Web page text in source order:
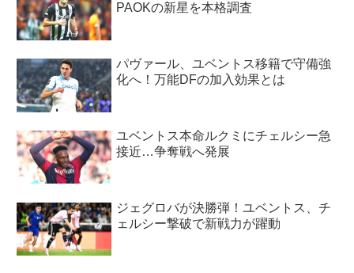
PAOKの新星を本格調査
パヴァール、ユベントス移籍で守備強
化へ！万能DFの加入効果とは
ユベントス本命ルクミにチェルシー急
接近…争奪戦へ発展
ジェグロバが決勝弾！ユベントス、チ
ェルシー撃破で新戦力が躍動